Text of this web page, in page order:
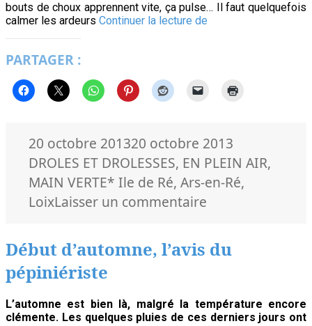
bouts de choux apprennent vite, ça pulse… Il faut quelquefois
calmer les ardeurs Continuer la lecture de
PARTAGER :
Publié
le
20 octobre 201320 octobre 2013
DROLES ET DROLESSES, EN PLEIN AIR,
MAIN VERTEMots-
clés
* Ile de Ré,Ars-en-Ré,
LoixLaisser un commentaire
vous
planter
fèves
?
Début d’automne, l’avis du
pépiniériste
L’automne est bien là, malgré la température encore
clémente. Les quelques pluies de ces derniers jours ont